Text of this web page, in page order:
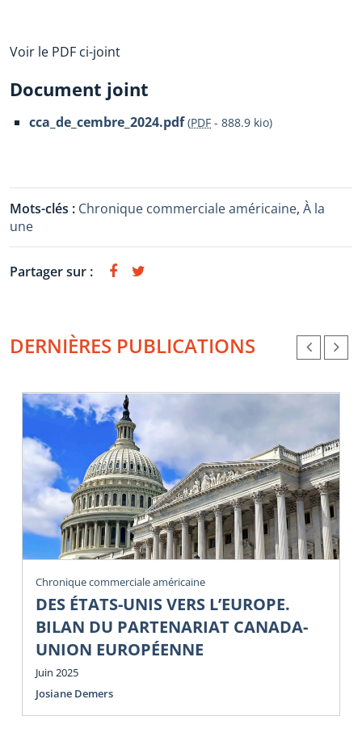
Voir le PDF ci-joint
Document joint
cca_de_cembre_2024.pdf (PDF - 888.9 kio)
Mots-clés : Chronique commerciale américaine, À la
une
Partager sur :
DERNIÈRES PUBLICATIONS
Chronique commerciale américaine
DES ÉTATS-UNIS VERS L’EUROPE.
BILAN DU PARTENARIAT CANADA-
UNION EUROPÉENNE
Juin 2025
Josiane Demers